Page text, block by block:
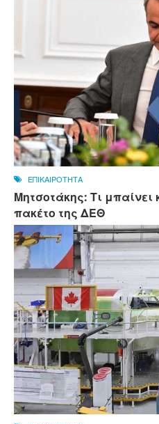
ΕΠΙΚΑΙΡΟΤΗΤΑ
Μητσοτάκης: Τι μπαίνει
πακέτο της ΔΕΘ